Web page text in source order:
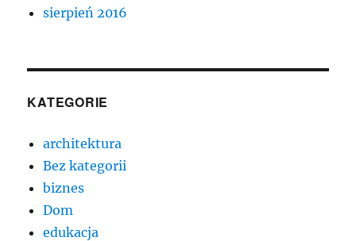
sierpień 2016
KATEGORIE
architektura
Bez kategorii
biznes
Dom
edukacja